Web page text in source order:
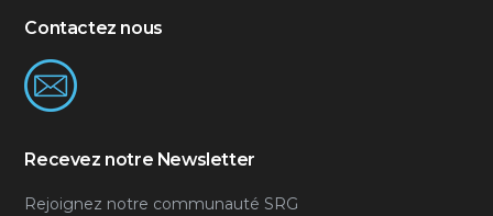
Contactez nous
Recevez notre Newsletter
Rejoignez notre communauté SRG